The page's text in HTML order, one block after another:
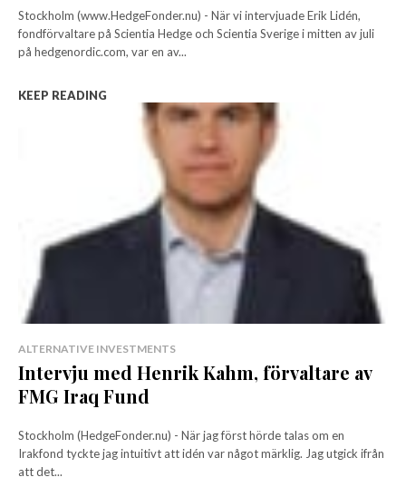
Stockholm (www.HedgeFonder.nu) - När vi intervjuade Erik Lidén,
fondförvaltare på Scientia Hedge och Scientia Sverige i mitten av juli
på hedgenordic.com, var en av...
KEEP READING
ALTERNATIVE INVESTMENTS
Intervju med Henrik Kahm, förvaltare av
FMG Iraq Fund
Stockholm (HedgeFonder.nu) - När jag först hörde talas om en
Irakfond tyckte jag intuitivt att idén var något märklig. Jag utgick ifrån
att det...